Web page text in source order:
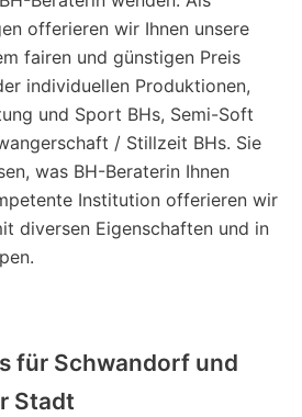
offerieren wir Ihnen unsere
fairen und günstigen Preis
individuellen Produktionen,
und Sport BHs, Semi-Soft
/ Stillzeit BHs. Sie
was BH-Beraterin Ihnen
Institution offerieren wir
diversen Eigenschaften und in
für Schwandorf und
Stadt